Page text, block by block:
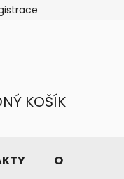
KOŠÍK
O NÁS